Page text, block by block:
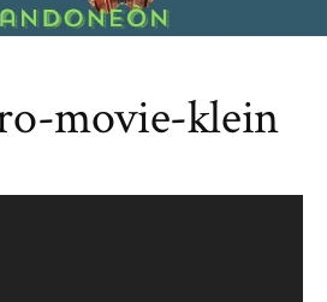
movie-klein